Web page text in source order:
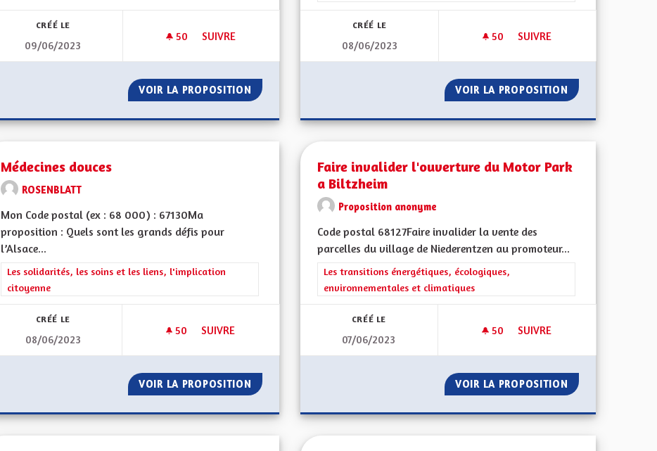
CRÉÉ LE
09/06/2023
50 50 ABONNÉS
SUIVRE
BINÔME INTERGENERATIONNEL
VOIR LA PROPOSITION BINÔME INTERGENERATIONNEL
CRÉÉ LE
08/06/2023
50 50 ABONNÉS
SUIVRE
VOIR LA PROPOSITION ECOTAXE EN
Médecines douces
ROSENBLATT
Mon Code postal (ex : 68 000) : 67130Ma
proposition : Quels sont les grands défis pour
l’Alsace...
Filtrer les résultats de la catégorie : Les solidarités, les soins et les liens, l'implication citoyenne
Les solidarités, les soins et les liens, l'implication
citoyenne
CRÉÉ LE
08/06/2023
50 50 ABONNÉS
SUIVRE
VOIR LA PROPOSITION MÉDECINES DOUCES
Faire invalider l'ouverture du Motor Park
a Biltzheim
Proposition anonyme
Code postal 68127Faire invalider la vente des
parcelles du village de Niederentzen au promoteur...
Filtrer les résultats de la catégorie : Les transitions énergétiques,
Les transitions énergétiques, écologiques,
environnementales et climatiques
CRÉÉ LE
07/06/2023
50 50 ABONNÉS
SUIVRE
VOIR LA PROPOSITION FAIRE